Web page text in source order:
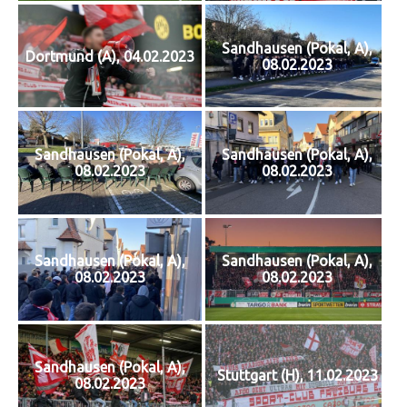
Dortmund (A), 04.02.2023
Sandhausen (Pokal, A),
08.02.2023
Sandhausen (Pokal, A),
08.02.2023
Sandhausen (Pokal, A),
08.02.2023
Sandhausen (Pokal, A),
08.02.2023
Sandhausen (Pokal, A),
08.02.2023
Sandhausen (Pokal, A),
08.02.2023
Stuttgart (H), 11.02.2023